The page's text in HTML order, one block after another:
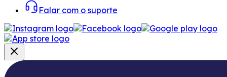
Falar com o suporte